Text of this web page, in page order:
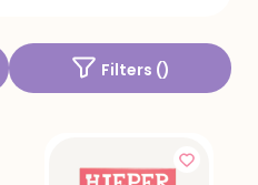
Filters ()